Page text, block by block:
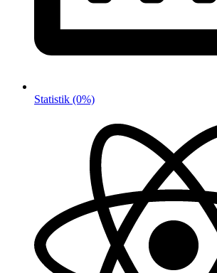
Statistik (0%)